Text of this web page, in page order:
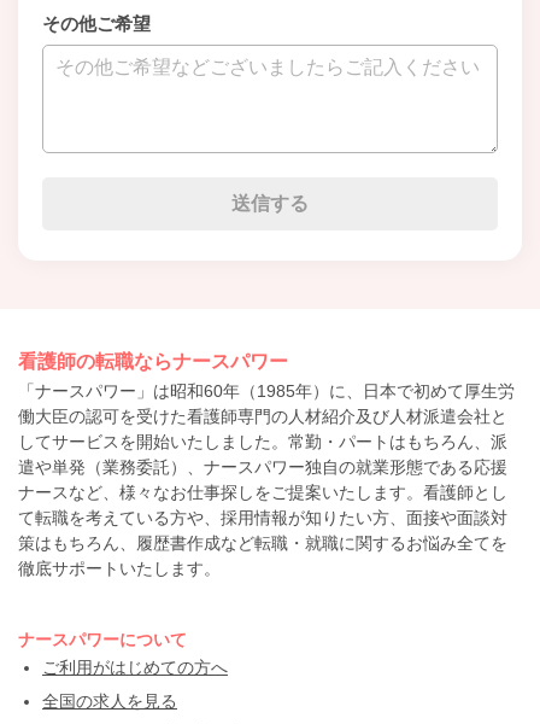
その他ご希望
看護師の転職ならナースパワー
「ナースパワー」は昭和60年（1985年）に、日本で初めて厚生労
働大臣の認可を受けた看護師専門の人材紹介及び人材派遣会社と
してサービスを開始いたしました。常勤・パートはもちろん、派
遣や単発（業務委託）、ナースパワー独自の就業形態である応援
ナースなど、様々なお仕事探しをご提案いたします。看護師とし
て転職を考えている方や、採用情報が知りたい方、面接や面談対
策はもちろん、履歴書作成など転職・就職に関するお悩み全てを
徹底サポートいたします。
ナースパワーについて
ご利用がはじめての方へ
全国の求人を見る